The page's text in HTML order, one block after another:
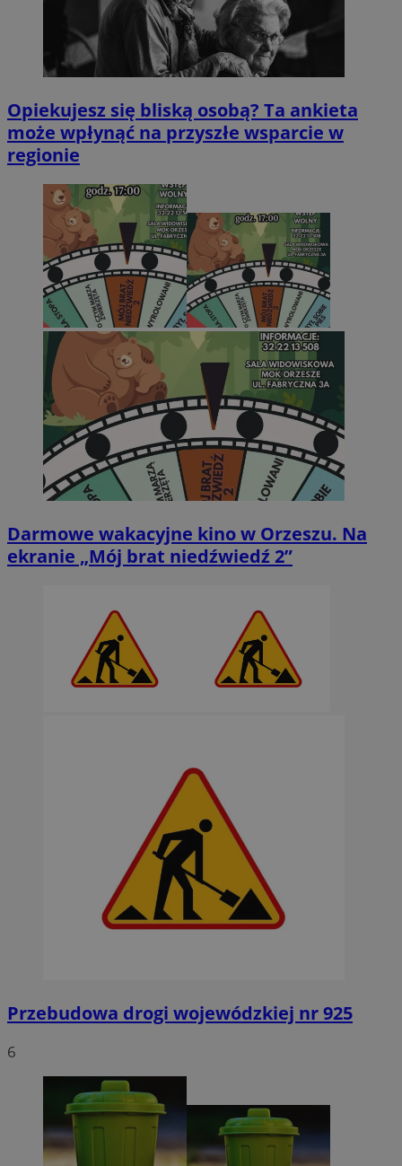
Opiekujesz się bliską osobą? Ta ankieta
może wpłynąć na przyszłe wsparcie w
regionie
Darmowe wakacyjne kino w Orzeszu. Na
ekranie „Mój brat niedźwiedź 2”
Przebudowa drogi wojewódzkiej nr 925
6